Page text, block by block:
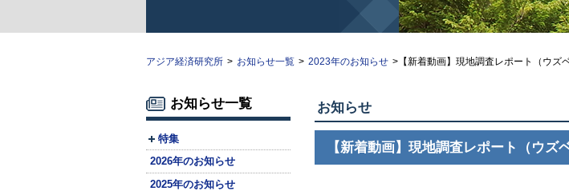
アジア経済研究所 > お知らせ一覧 > 2023年のお知らせ >【新着動画】現地調査レポート（ウズ
お知らせ一覧
特集
2026年のお知らせ
2025年のお知らせ
お知らせ
【新着動画】現地調査レポート（ウズ